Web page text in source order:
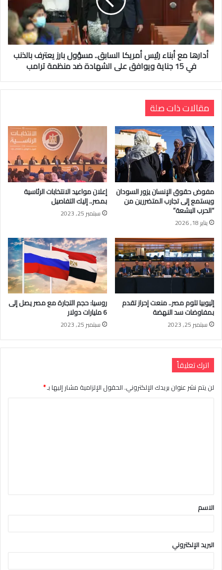
أدارها مع أبناء رئيس أمريكا السابق.. مسؤول بارز يعترف بالذنب
في 15 جناية ويوافق على الشهادة ضد منظمة ترامب
مقالات ذات صلة
مفوض حقوق الإنسان يزور السودان
ويستمع إلى تجارب المتضررين من
“الحرب البشعة”
يناير 18, 2026
إعلان مواعيد الانتخابات الرئاسية
بمصر.. إليك التفاصيل
سبتمبر 25, 2023
إثيوبيا تلوم مصر.. منعت إحراز تقدم
بمفاوضات سد النهضة
سبتمبر 25, 2023
روسيا: حجم التجارة مع مصر يصل إلى
6 مليارات دولار
سبتمبر 25, 2023
اترك تعليقاً
لن يتم نشر عنوان بريدك الإلكتروني.الحقول الإلزامية مشار إليها بـ*
ق
*
الاسم
البريد الإلكتروني